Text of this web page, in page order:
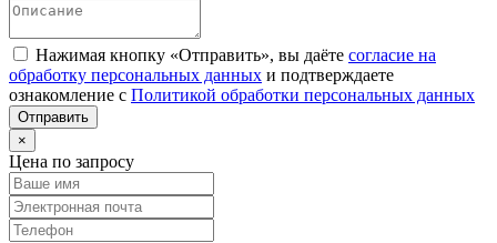
Нажимая кнопку «Отправить», вы даёте согласие на
обработку персональных данных и подтверждаете
ознакомление с Политикой обработки персональных данных
×
Цена по запросу